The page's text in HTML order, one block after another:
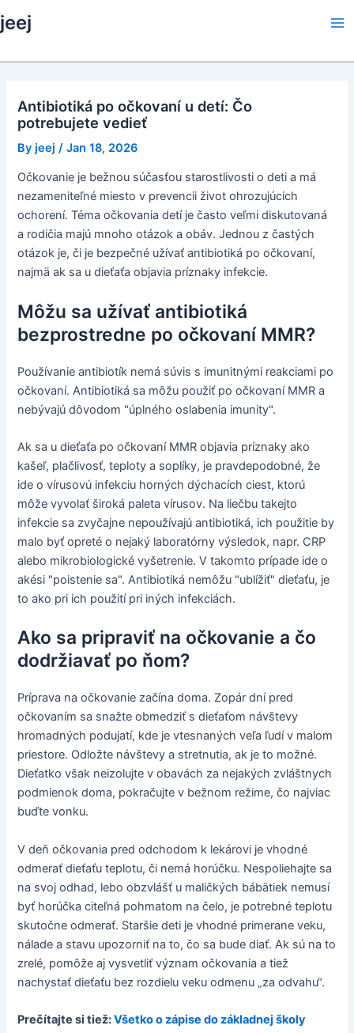
to
jeej
Antibiotiká po očkovaní u detí: Čo
potrebujete vedieť
By jeej /Jan 18, 2026
Očkovanie je bežnou súčasťou starostlivosti o deti a má
nezameniteľné miesto v prevencii život ohrozujúcich
ochorení. Téma očkovania detí je často veľmi diskutovaná
a rodičia majú mnoho otázok a obáv. Jednou z častých
otázok je, či je bezpečné užívať antibiotiká po očkovaní,
najmä ak sa u dieťaťa objavia príznaky infekcie.
Môžu sa užívať antibiotiká
bezprostredne po očkovaní MMR?
Používanie antibiotík nemá súvis s imunitnými reakciami po
očkovaní. Antibiotiká sa môžu použiť po očkovaní MMR a
nebývajú dôvodom "úplného oslabenia imunity".
Ak sa u dieťaťa po očkovaní MMR objavia príznaky ako
kašeľ, plačlivosť, teploty a soplíky, je pravdepodobné, že
ide o vírusovú infekciu horných dýchacích ciest, ktorú
môže vyvolať široká paleta vírusov. Na liečbu takejto
infekcie sa zvyčajne nepoužívajú antibiotiká, ich použitie by
malo byť opreté o nejaký laboratórny výsledok, napr. CRP
alebo mikrobiologické vyšetrenie. V takomto prípade ide o
akési "poistenie sa". Antibiotiká nemôžu "ublížiť" dieťaťu, je
to ako pri ich použití pri iných infekciách.
Ako sa pripraviť na očkovanie a čo
dodržiavať po ňom?
Príprava na očkovanie začína doma. Zopár dní pred
očkovaním sa snažte obmedziť s dieťaťom návštevy
hromadných podujatí, kde je vtesnaných veľa ľudí v malom
priestore. Odložte návštevy a stretnutia, ak je to možné.
Dieťatko však neizolujte v obavách za nejakých zvláštnych
podmienok doma, pokračujte v bežnom režime, čo najviac
buďte vonku.
V deň očkovania pred odchodom k lekárovi je vhodné
odmerať dieťaťu teplotu, či nemá horúčku. Nespoliehajte sa
na svoj odhad, lebo obzvlášť u maličkých bábätiek nemusí
byť horúčka citeľná pohmatom na čelo, je potrebné teplotu
skutočne odmerať. Staršie deti je vhodné primerane veku,
nálade a stavu upozorniť na to, čo sa bude diať. Ak sú na to
zrelé, pomôže aj vysvetliť význam očkovania a tiež
nachystať dieťaťu bez rozdielu veku odmenu „za odvahu“.
Prečítajte si tiež:Všetko o zápise do základnej školy